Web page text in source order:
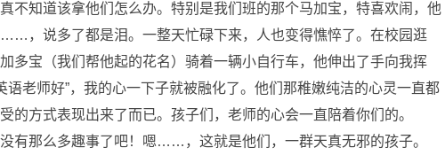
不知道该拿他们怎么办。特别是我们班的那个马加宝，特喜欢闹，他
，说多了都是泪。一整天忙碌下来，人也变得憔悴了。在校园逛
多宝（我们帮他起的花名）骑着一辆小自行车，他伸出了手向我挥
语老师好”，我的心一下子就被融化了。他们那稚嫩纯洁的心灵一直都
的方式表现出来了而已。孩子们，老师的心会一直陪着你们的。
有那么多趣事了吧！嗯……，这就是他们，一群天真无邪的孩子。